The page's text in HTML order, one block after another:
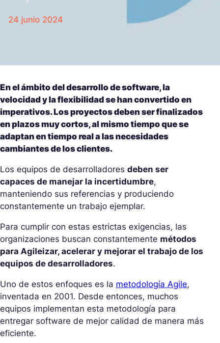
24 junio 2024
En el ámbito del desarrollo de software, la
velocidad y la flexibilidad se han convertido en
imperativos. Los proyectos deben ser finalizados
en plazos muy cortos, al mismo tiempo que se
adaptan en tiempo real a las necesidades
cambiantes de los clientes.
Los equipos de desarrolladores deben ser
capaces de manejar la incertidumbre,
manteniendo sus referencias y produciendo
constantemente un trabajo ejemplar.
Para cumplir con estas estrictas exigencias, las
organizaciones buscan constantemente métodos
para Agileizar, acelerar y mejorar el trabajo de los
equipos de desarrolladores.
Uno de estos enfoques es la metodología Agile,
inventada en 2001. Desde entonces, muchos
equipos implementan esta metodología para
entregar software de mejor calidad de manera más
eficiente.